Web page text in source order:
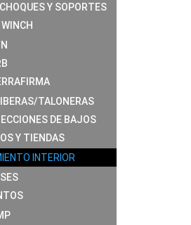
Y SOPORTES
TALONERAS
DE BAJOS
Y TIENDAS
INTERIOR